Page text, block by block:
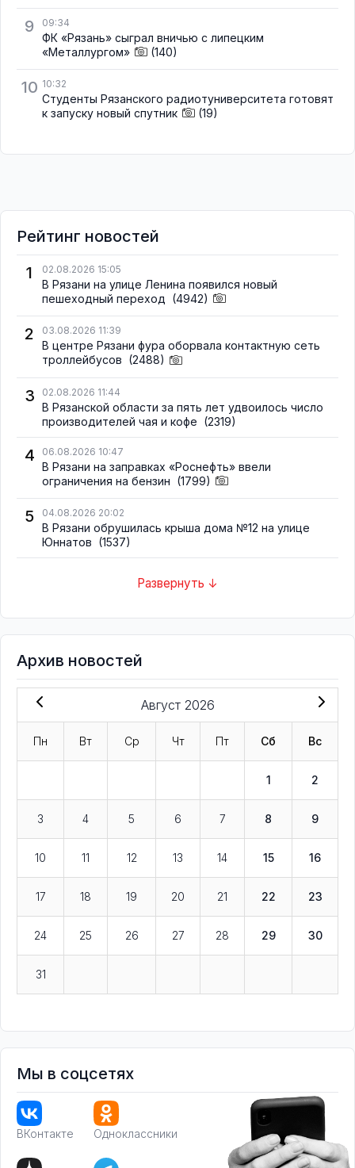
9 09:34
ФК «Рязань» сыграл вничью с липецким
«Металлургом»
(140)
10 10:32
Студенты Рязанского радиотуниверситета готовят
к запуску новый спутник
(19)
Рейтинг новостей
1
02.08.2026 15:05
В Рязани на улице Ленина появился новый
пешеходный переход (4942)
2 03.08.2026 11:39
В центре Рязани фура оборвала контактную сеть
троллейбусов (2488)
3 02.08.2026 11:44
В Рязанской области за пять лет удвоилось число
производителей чая и кофе (2319)
4 06.08.2026 10:47
В Рязани на заправках «Роснефть» ввели
ограничения на бензин (1799)
5 04.08.2026 20:02
В Рязани обрушилась крыша дома №12 на улице
Юннатов (1537)
Развернуть ↓
Архив новостей
Август 2026
Пн Вт Ср Чт Пт Сб Вс
1 2
3 4 5 6 7 8 9
10 11 12 13 14 15 16
17 18 19 20 21 22 23
24 25 26 27 28 29 30
31
Мы в соцсетях
ВКонтакте Одноклассники